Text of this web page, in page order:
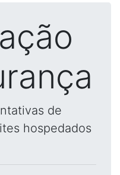
de
hospedados